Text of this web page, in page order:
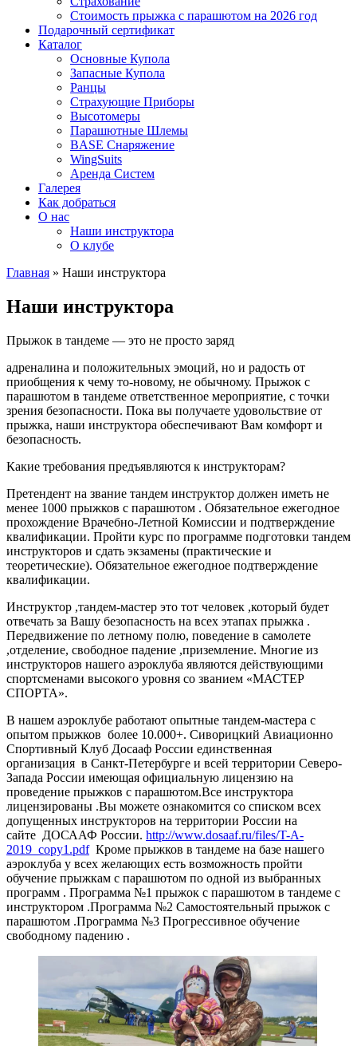
Стоимость прыжка с парашютом на 2026 год
Подарочный сертификат
Каталог
Основные Купола
Запасные Купола
Ранцы
Страхующие Приборы
Высотомеры
Парашютные Шлемы
BASE Снаряжение
WingSuits
Аренда Систем
Галерея
Как добраться
О нас
Наши инструктора
О клубе
Главная » Наши инструктора
Наши инструктора
Прыжок в тандеме — это не просто заряд
адреналина и положительных эмоций, но и радость от
приобщения к чему то-новому, не обычному. Прыжок с
парашютом в тандеме ответственное мероприятие, с точки
зрения безопасности. Пока вы получаете удовольствие от
прыжка, наши инструктора обеспечивают Вам комфорт и
безопасность.
Какие требования предъявляются к инструкторам?
Претендент на звание тандем инструктор должен иметь не
менее 1000 прыжков с парашютом . Обязательное ежегодное
прохождение Врачебно-Летной Комиссии и подтверждение
квалификации. Пройти курс по программе подготовки тандем
инструкторов и сдать экзамены (практические и
теоретические). Обязательное ежегодное подтверждение
квалификации.
Инструктор ,тандем-мастер это тот человек ,который будет
отвечать за Вашу безопасность на всех этапах прыжка .
Передвижение по летному полю, поведение в самолете
,отделение, свободное падение ,приземление. Многие из
инструкторов нашего аэроклуба являются действующими
спортсменами высокого уровня со званием «МАСТЕР
СПОРТА».
В нашем аэроклубе работают опытные тандем-мастера с
опытом прыжков более 10.000+. Сиворицкий Авиационно
Спортивный Клуб Досааф России единственная
организация в Санкт-Петербурге и всей территории Северо-
Запада России имеющая официальную лицензию на
проведение прыжков с парашютом.Все инструктора
лицензированы .Вы можете ознакомится со списком всех
допущенных инструкторов на территории России на
сайте ДОСААФ России. http://www.dosaaf.ru/files/T-A-
2019_copy1.pdfКроме прыжков в тандеме на базе нашего
аэроклуба у всех желающих есть возможность пройти
обучение прыжкам с парашютом по одной из выбранных
программ . Программа №1 прыжок с парашютом в тандеме с
инструктором .Программа №2 Самостоятельный прыжок с
парашютом .Программа №3 Прогрессивное обучение
свободному падению .